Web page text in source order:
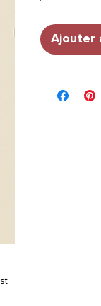
Ajouter